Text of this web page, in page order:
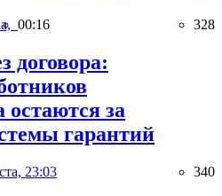
00:16 328
договора:
остаются за
гарантий
23:03 340